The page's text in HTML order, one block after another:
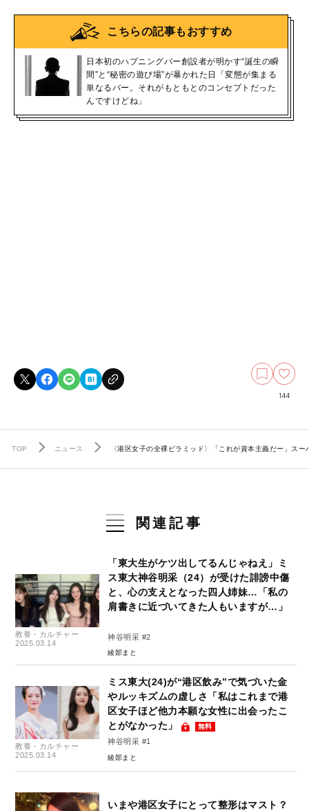
こちらの記事もおすすめ
日本初のハプニングバー創設者が明かす“誕生の瞬
間”と“秘密の遊び場”が暴かれた日「変態が集まる
単なるバー。それがもともとのコンセプトだった
んですけどね」
144
TOP ニュース 〈港区女子の全裸ピラミッド〉「これが資本主義だー」ス
関連記事
教養・カルチャー
2025.03.14
「東大生がケツ出してるんじゃねえ」ミ
ス東大神谷明采（24）が受けた誹謗中傷
と、心の支えとなった四人姉妹…「私の
肩書きに近づいてきた人もいますが…」
神谷明采 #2
綾部まと
教養・カルチャー
2025.03.14
ミス東大(24)が“港区飲み”で気づいた金
やルッキズムの虚しさ「私はこれまで港
区女子ほど他力本願な女性に出会ったこ
とがなかった」
無料
神谷明采 #1
綾部まと
いまや港区女子にとって整形はマスト？